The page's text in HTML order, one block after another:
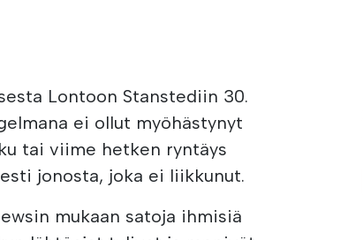
Lontoon Stanstediin 30.
ei ollut myöhästynyt
tai viime hetken ryntäys
jonosta, joka ei liikkunut.
mukaan satoja ihmisiä